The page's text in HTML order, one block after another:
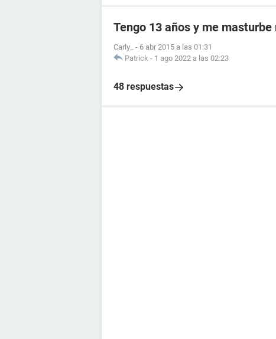
Tengo 13 años y me
Carly_ - 6 abr 2015 a las 01:31
Patrick - 1 ago 2022 a las 02:23
48 respuestas